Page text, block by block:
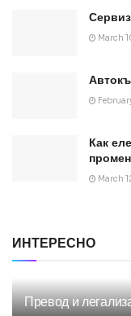
March
Как
March
ИНТЕРЕСНО
Превод и